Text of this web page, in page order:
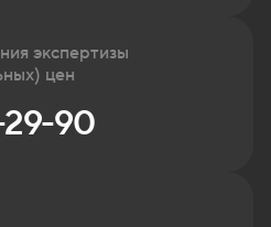
экспертизы
цен
29-90